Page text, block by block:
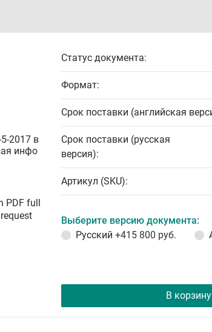
2017 в
инфо
PDF full
Статус документа:
Формат:
Срок поставки (английская
Срок поставки (русская
версия):
Артикул (SKU):
Выберите версию документа:
Русский +415 800 руб.
В корзину